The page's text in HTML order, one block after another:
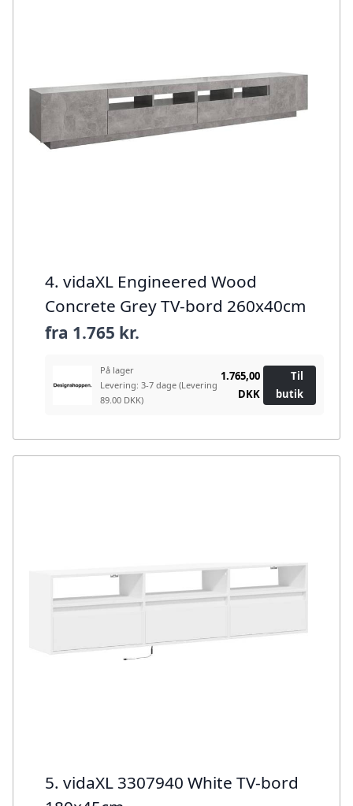
4. vidaXL Engineered Wood
Concrete Grey TV-bord 260x40cm
fra 1.765 kr.
På lager
Levering: 3-7 dage (Levering
89.00 DKK)
1.765,00
DKK
Til
butik
5. vidaXL 3307940 White TV-bord